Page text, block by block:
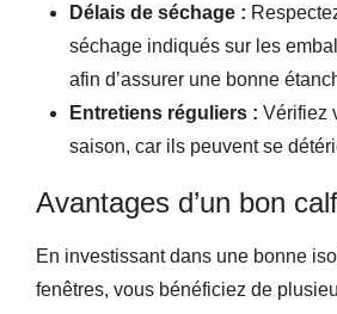
Délais de séchage :
séchage indiqués sur les
afin d’assurer une bonne
Entretiens réguliers : Vérifiez
saison, car ils peuvent se
Avantages d’un bon
En investissant dans une bonne
fenêtres, vous bénéficiez de